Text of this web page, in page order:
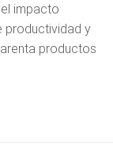
impacto
productividad y
productos